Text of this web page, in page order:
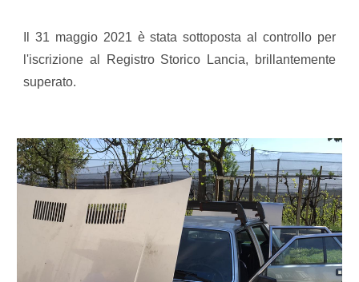
Il 31 maggio 2021 è stata sottoposta al controllo per
l'iscrizione al Registro Storico Lancia, brillantemente
superato.